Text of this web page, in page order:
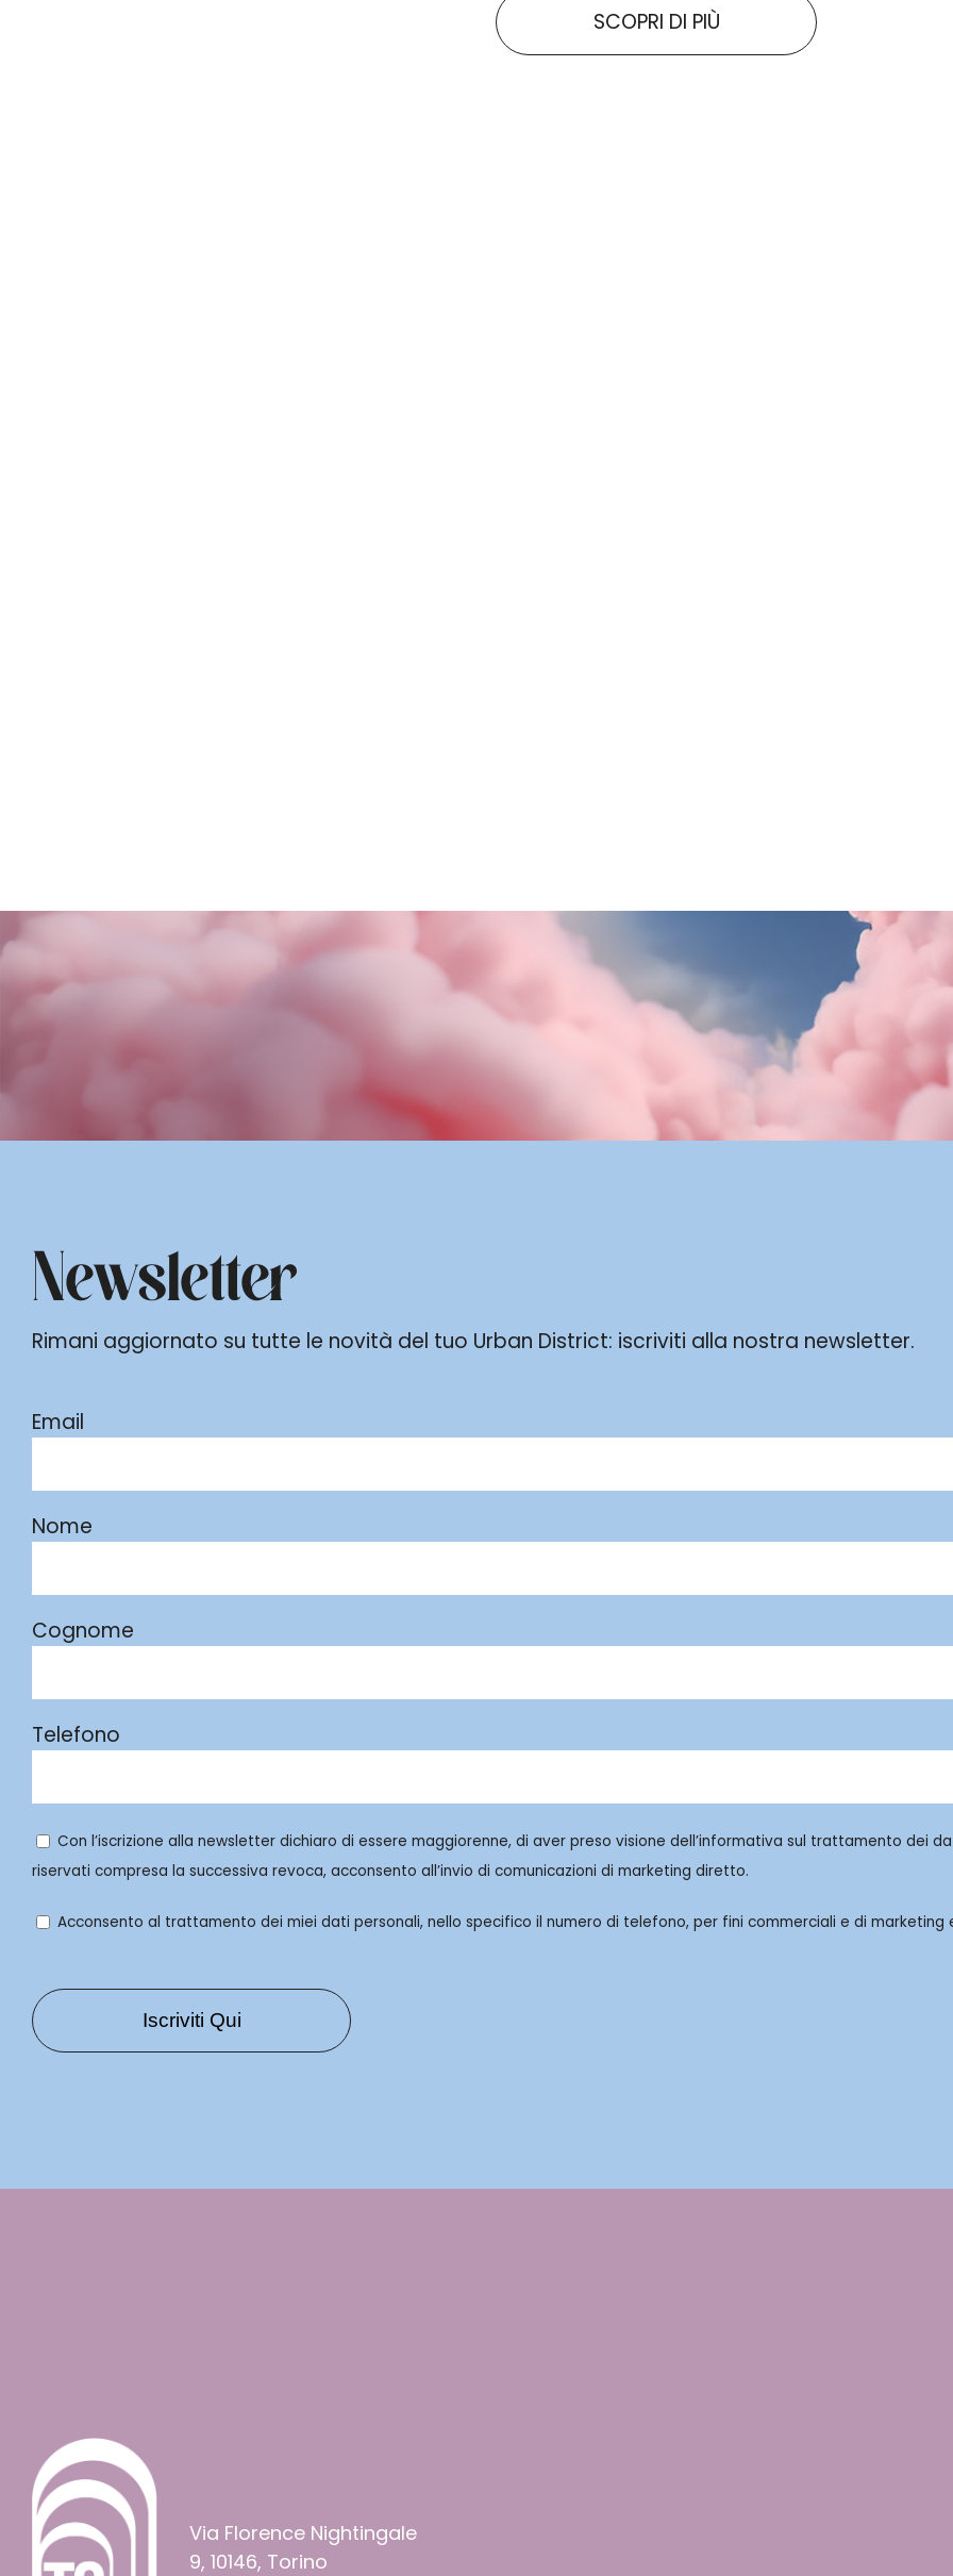
SCOPRI DI PIÙ
Newsletter
Rimani aggiornato su tutte le novità del tuo Urban District: iscriviti alla nostra newsletter.
Email
Nome
Cognome
Telefono
Con l’iscrizione alla newsletter dichiaro di essere maggiorenne, di aver preso visione dell’informativa sul trattamento dei
riservati compresa la successiva revoca, acconsento all’invio di comunicazioni di marketing diretto.
Acconsento al trattamento dei miei dati personali, nello specifico il numero di telefono, per fini commerciali e di marketing
Via Florence Nightingale
9, 10146, Torino